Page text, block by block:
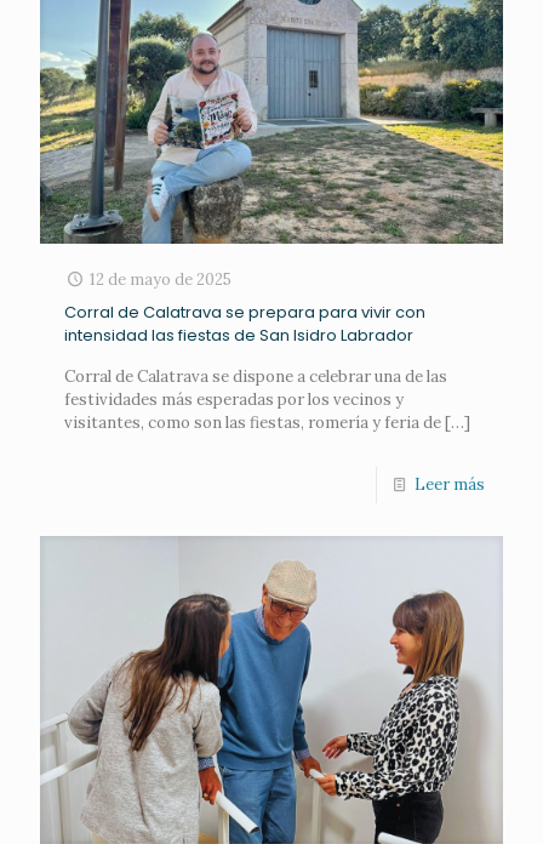
12 de mayo de 2025
Corral de Calatrava se prepara para vivir con
intensidad las fiestas de San Isidro Labrador
Corral de Calatrava se dispone a celebrar una de las
festividades más esperadas por los vecinos y
visitantes, como son las fiestas, romería y feria de[…]
Leer más